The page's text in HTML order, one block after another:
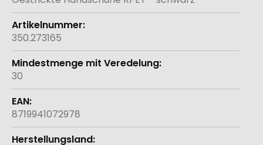
350.273165
30
8719941072978